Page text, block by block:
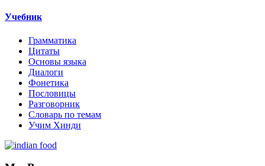
Учебник
Грамматика
Цитаты
Основы языка
Диалоги
Фонетика
Пословицы
Разговорник
Словарь по темам
Учим Хинди